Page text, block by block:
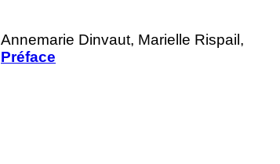
Annemarie Dinvaut, Marielle Rispail,
Préface